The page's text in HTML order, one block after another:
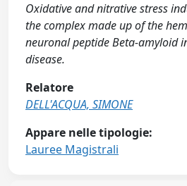
Oxidative and nitrative stress
the complex made up of the
neuronal peptide Beta-amyloid
disease.
Relatore
DELL'ACQUA, SIMONE
Appare nelle tipologie:
Lauree Magistrali